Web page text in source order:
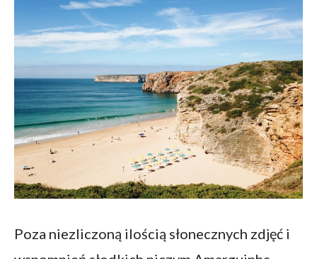
Poza niezliczoną ilością słonecznych zdjęć i